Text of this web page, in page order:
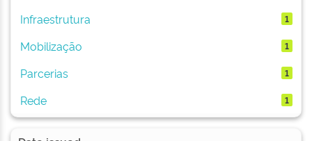
Infraestrutura 1
Mobilização 1
Parcerias 1
Rede 1